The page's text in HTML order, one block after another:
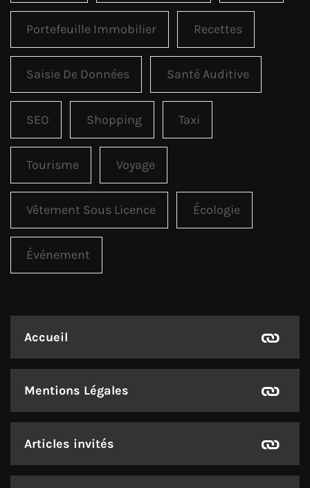
Portefeuille Immobilier Recettes
Saisie De Données Santé Auditive
SEO Shopping Taxi
Tourisme Voyage
Vêtement Sous Licence Écologie
Événement
Accueil
Mentions Légales
Articles invités